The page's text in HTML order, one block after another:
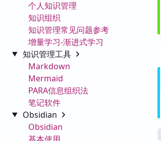
个人知识管理
知识组织
知识管理常见问题参考
增量学习-渐进式学习
知识管理工具
Markdown
Mermaid
PARA信息组织法
笔记软件
Obsidian
Obsidian
基本使用